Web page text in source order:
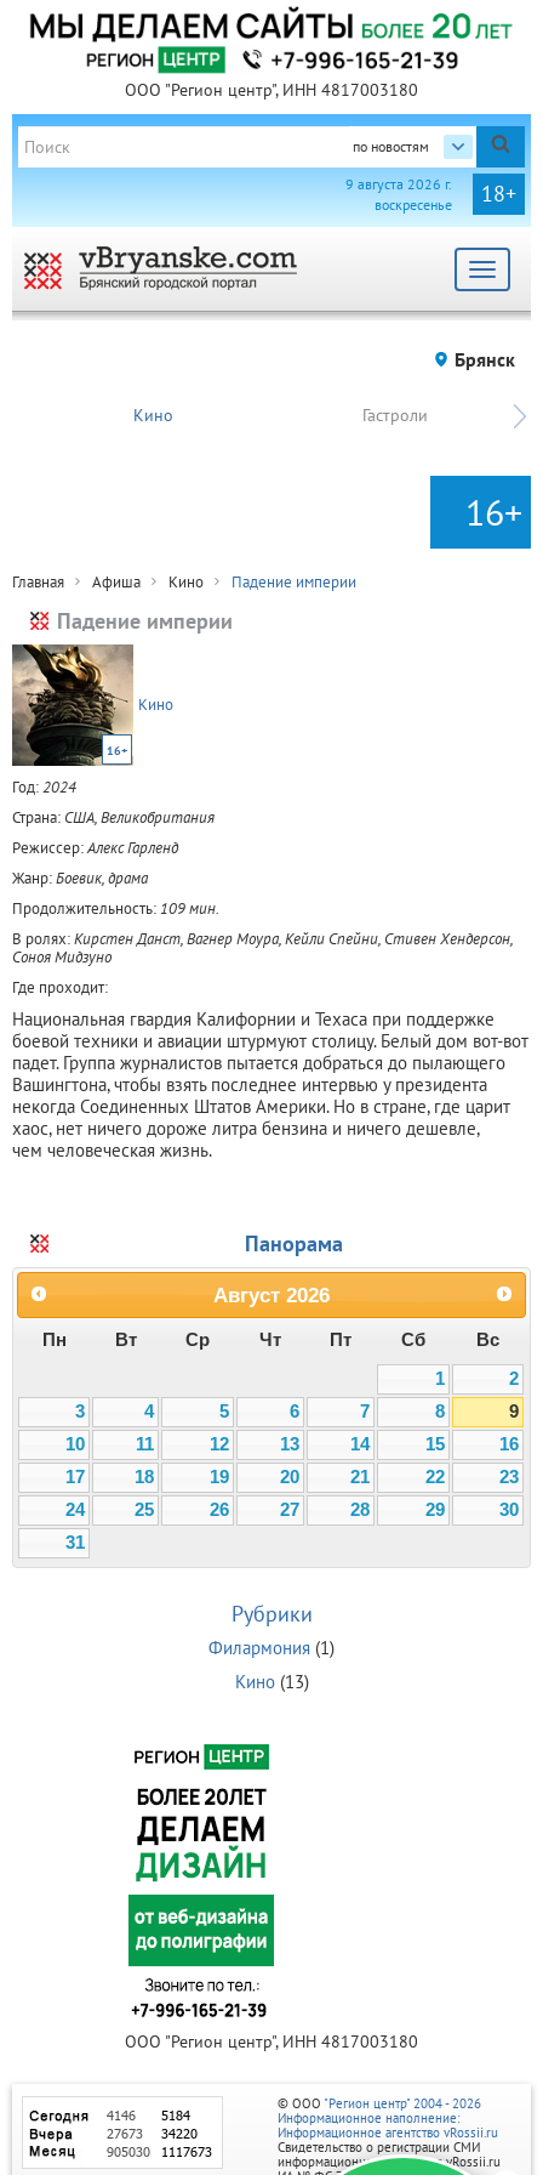
ООО "Регион центр", ИНН 4817003180
по новостям
18+
9 августа 2026 г.
воскресенье
Toggle
Брянск
Кино Гастроли
16+
Главная Афиша Кино Падение империи
Падение империи
16+
Кино
Год:2024
Страна: США, Великобритания
Режиссер:Алекс Гарленд
Жанр:Боевик, драма
Продолжительность: 109 мин.
В ролях:Кирстен Данст, Вагнер Моура, Кейли Спейни, Стивен Хендерсон,
Соноя Мидзуно
Где проходит:
Национальная гвардия Калифорнии и Техаса при поддержке
боевой техники и авиации штурмуют столицу. Белый дом вот-вот
падет. Группа журналистов пытается добраться до пылающего
Вашингтона, чтобы взять последнее интервью у президента
некогда Соединенных Штатов Америки. Но в стране, где царит
хаос, нет ничего дороже литра бензина и ничего дешевле,
чем человеческая жизнь.
Панорама
Август 2026
Пн Вт Ср Чт Пт Сб
Вс
1
2
3
4 5 6 7 8
9
10
11 12 13 14 15
16
17
18 19 20 21 22
23
24
25 26 27 28 29
30
31
Рубрики
Филармония (1)
Кино(13)
ООО "Регион центр", ИНН 4817003180
© ООО "Регион центр" 2004 - 2026
Информационное наполнение:
Информационное агентство vRossii.ru
Свидетельство о регистрации СМИ
информационного агентства vRossii.ru